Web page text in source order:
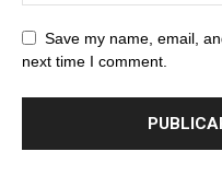
Save my name, email,
next time I comment.